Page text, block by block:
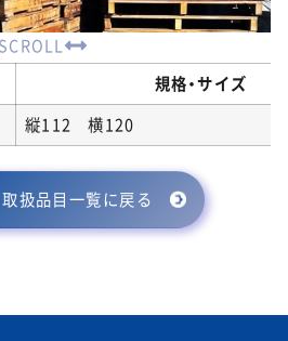
SCROLL
規格・サイズ
縦112 横120
扱品目一覧に戻る